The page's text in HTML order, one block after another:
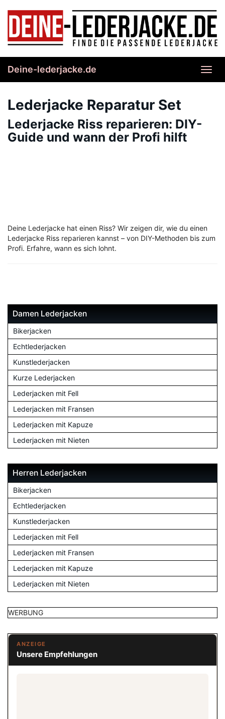
content
Deine-lederjacke.de
Lederjacke Reparatur Set
Lederjacke Riss reparieren: DIY-
Guide und wann der Profi hilft
Deine Lederjacke hat einen Riss? Wir zeigen dir, wie du einen
Lederjacke Riss reparieren kannst – von DIY-Methoden bis zum
Profi. Erfahre, wann es sich lohnt.
Damen Lederjacken
Bikerjacken
Echtlederjacken
Kunstlederjacken
Kurze Lederjacken
Lederjacken mit Fell
Lederjacken mit Fransen
Lederjacken mit Kapuze
Lederjacken mit Nieten
Herren Lederjacken
Bikerjacken
Echtlederjacken
Kunstlederjacken
Lederjacken mit Fell
Lederjacken mit Fransen
Lederjacken mit Kapuze
Lederjacken mit Nieten
WERBUNG
ANZEIGE
Unsere Empfehlungen